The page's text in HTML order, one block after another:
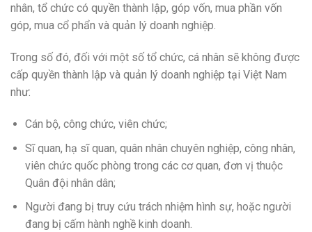
nhân, tổ chức có quyền thành lập, góp vốn, mua phần vốn
góp, mua cổ phẩn và quản lý doanh nghiệp.
Trong số đó, đối với một số tổ chức, cá nhân sẽ không được
cấp quyền thành lập và quản lý doanh nghiệp tại Việt Nam
như:
Cán bộ, công chức, viên chức;
Sĩ quan, hạ sĩ quan, quân nhân chuyên nghiệp, công nhân,
viên chức quốc phòng trong các cơ quan, đơn vị thuộc
Quân đội nhân dân;
Người đang bị truy cứu trách nhiệm hình sự, hoặc người
đang bị cấm hành nghề kinh doanh.